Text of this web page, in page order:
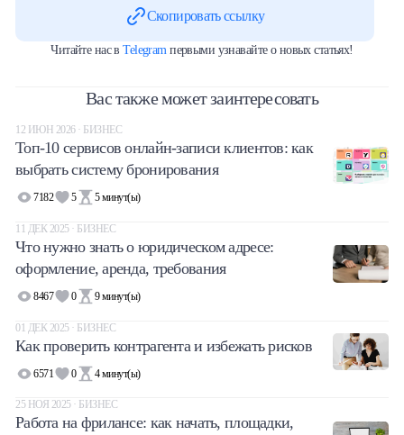
Скопировать ссылку
Читайте нас вTelegram первыми узнавайте о новых статьях!
Вас также может заинтересовать
12 ИЮН 2026 · БИЗНЕС
Топ-10 сервисов онлайн-записи клиентов: как
выбрать систему бронирования
7182 5 5 минут(ы)
11 ДЕК 2025 · БИЗНЕС
Что нужно знать о юридическом адресе:
оформление, аренда, требования
8467 0 9 минут(ы)
01 ДЕК 2025 · БИЗНЕС
Как проверить контрагента и избежать рисков
6571 0 4 минут(ы)
25 НОЯ 2025 · БИЗНЕС
Работа на фрилансе: как начать, площадки,